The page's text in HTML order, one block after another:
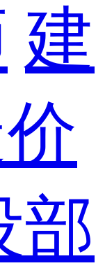
建
部